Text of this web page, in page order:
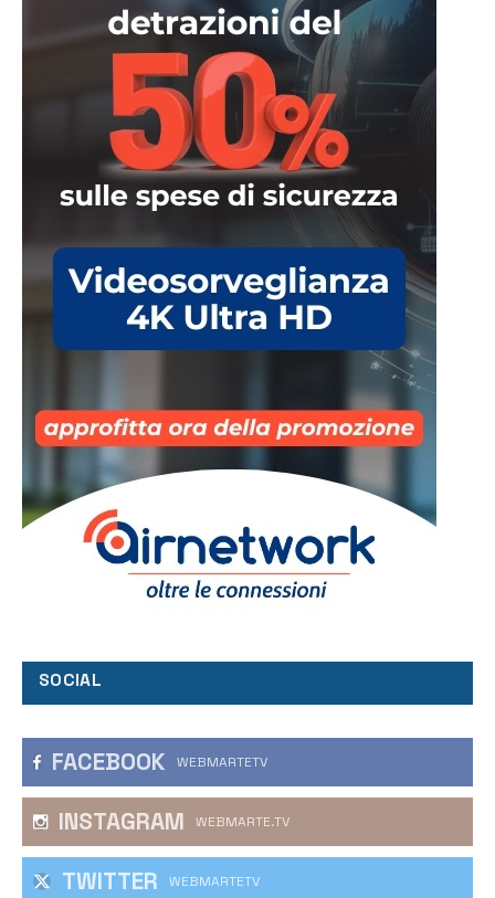
SOCIAL
FACEBOOK WEBMARTETV
INSTAGRAM WEBMARTE.TV
TWITTER WEBMARTETV